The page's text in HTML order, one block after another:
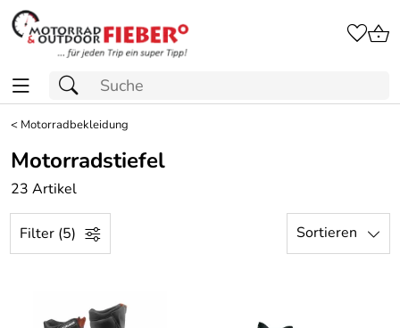
< Motorradbekleidung
Motorradstiefel
23 Artikel
Filter (5) Sortieren